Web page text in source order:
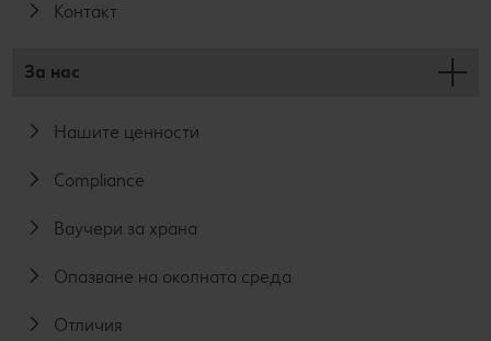
Контакт
За нас
Нашите ценности
Compliance
Ваучери за храна
Опазване на околната среда
Отличия